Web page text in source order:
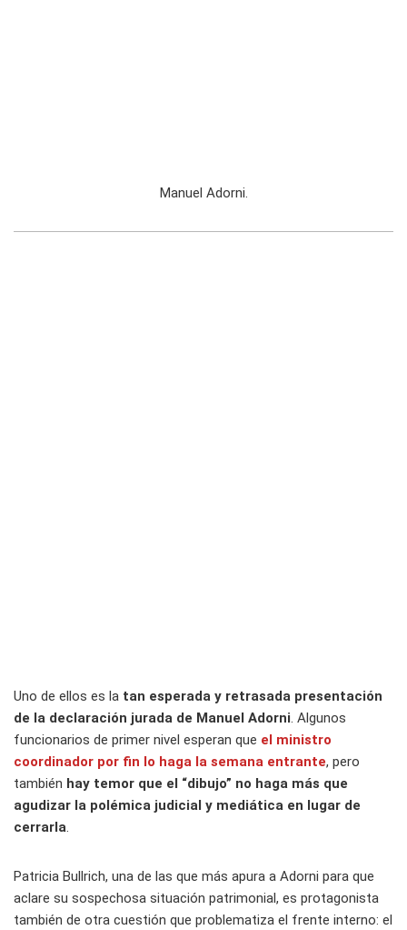
Manuel Adorni.
Uno de ellos es la tan esperada y retrasada presentación
de la declaración jurada de Manuel Adorni. Algunos
funcionarios de primer nivel esperan que el ministro
coordinador por fin lo haga la semana entrante, pero
también hay temor que el “dibujo” no haga más que
agudizar la polémica judicial y mediática en lugar de
cerrarla.
Patricia Bullrich, una de las que más apura a Adorni para que
aclare su sospechosa situación patrimonial, es protagonista
también de otra cuestión que problematiza el frente interno: el